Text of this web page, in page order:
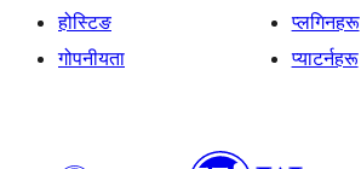
होस्टिङ
गोपनीयता
प्लगिनहरू
प्याटर्नहरू